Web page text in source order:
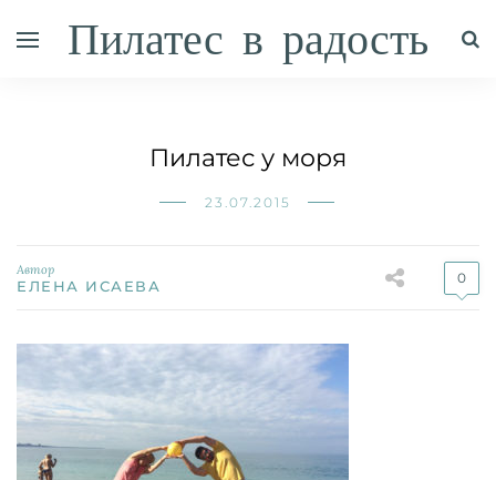
Пилатес в радость
Пилатес у моря
23.07.2015
Автор
ЕЛЕНА ИСАЕВА 0